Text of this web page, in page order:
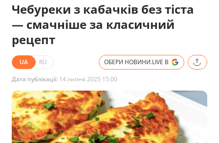
Чебуреки з кабачків без тіста
— смачніше за класичний
рецепт
UA RU ОБЕРИ НОВИНИ.LIVE В
Дата публікації: 14 липня 2025 15:00